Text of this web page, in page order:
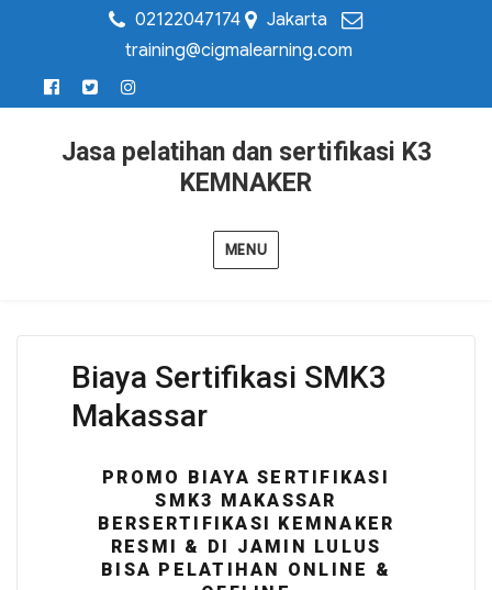
02122047174
Jakarta
training@cigmalearning.com
Jasa pelatihan dan sertifikasi K3
KEMNAKER
MENU
Biaya Sertifikasi SMK3
Makassar
PROMO BIAYA SERTIFIKASI
SMK3 MAKASSAR
BERSERTIFIKASI KEMNAKER
RESMI & DI JAMIN LULUS
BISA PELATIHAN ONLINE &